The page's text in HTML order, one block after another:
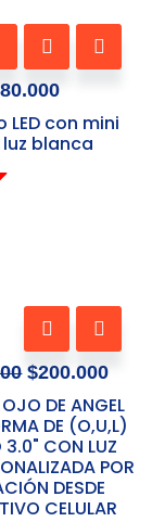
pueden
elegir
en
la
página
de
80.000
LED con mini
blanca
Este
producto
tiene
variantes.
Las
opciones
se
$200.000
DE ANGEL
DE (O,U,L)
3.0" CON LUZ
POR
DESDE
CELULAR